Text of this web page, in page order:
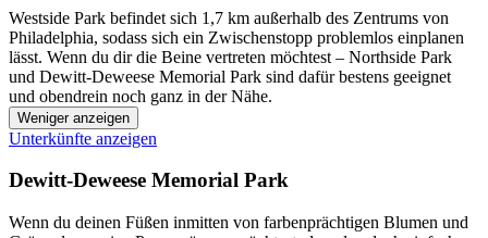
Westside Park befindet sich 1,7 km außerhalb des Zentrums von
Philadelphia, sodass sich ein Zwischenstopp problemlos einplanen
lässt. Wenn du dir die Beine vertreten möchtest – Northside Park
und Dewitt-Deweese Memorial Park sind dafür bestens geeignet
und obendrein noch ganz in der Nähe.
Weniger anzeigen
Unterkünfte anzeigen
Dewitt-Deweese Memorial Park
Wenn du deinen Füßen inmitten von farbenprächtigen Blumen und